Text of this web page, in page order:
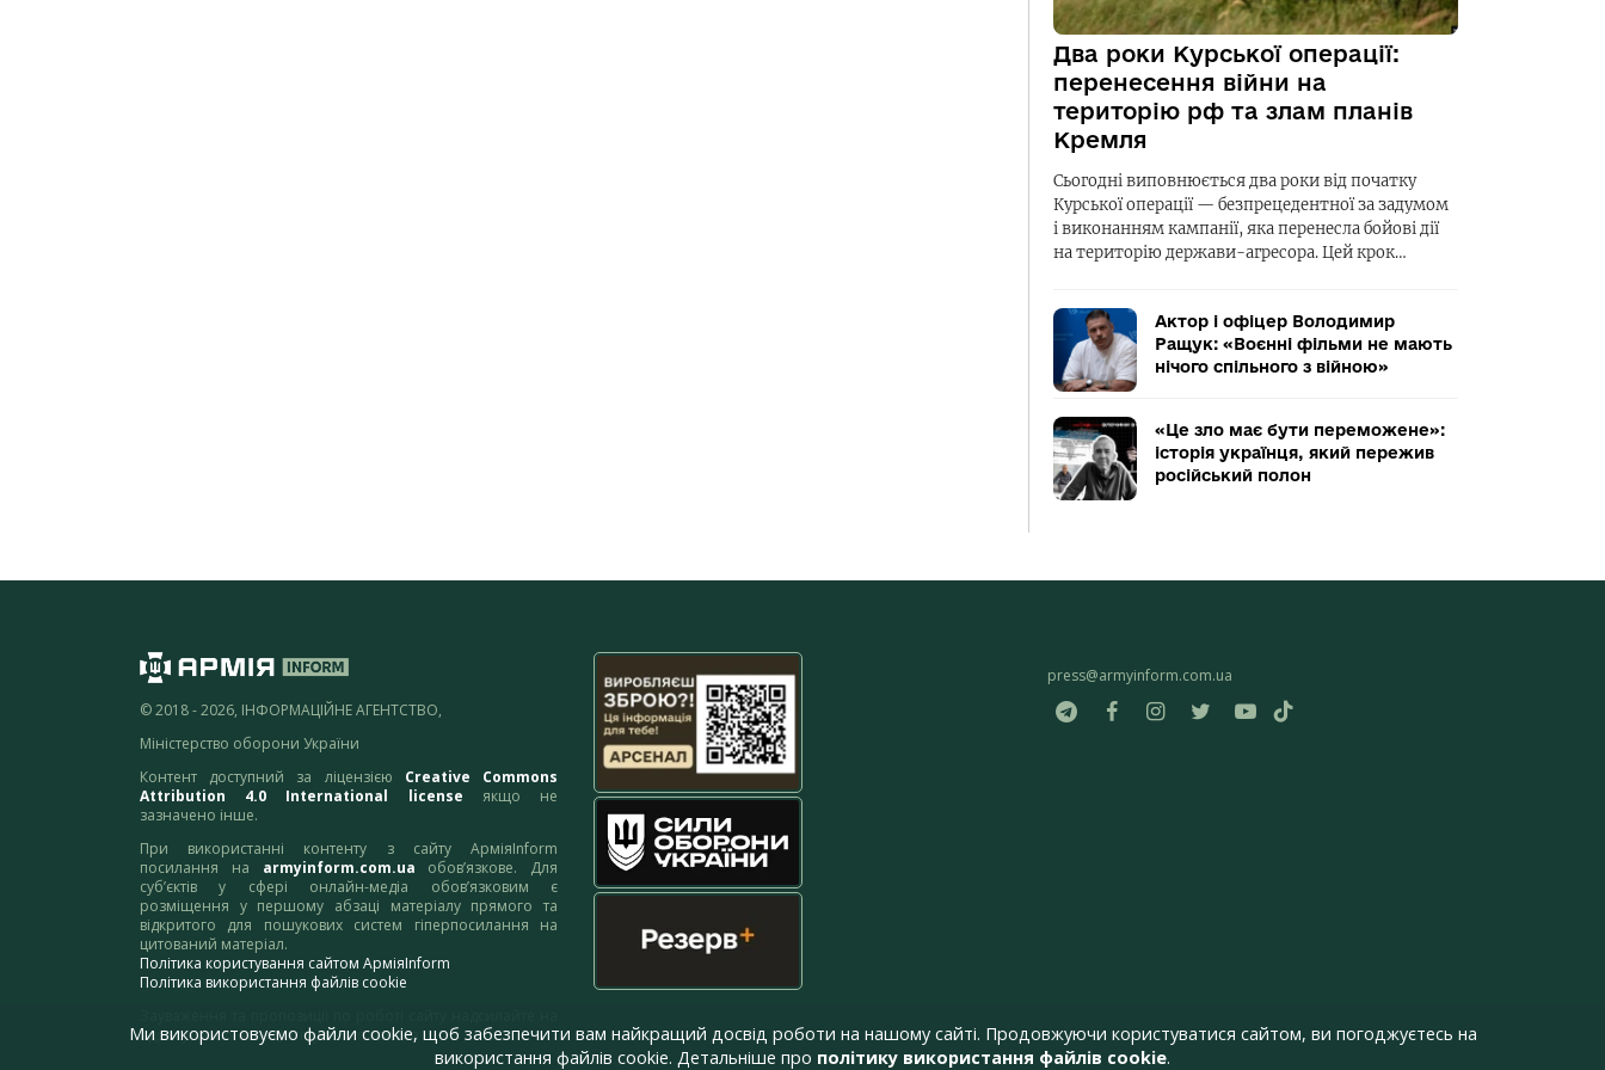
Два роки Курської операції:
перенесення війни на
територію рф та злам планів
Кремля
Сьогодні виповнюється два роки від початку
Курської операції — безпрецедентної за задумом
і виконанням кампанії, яка перенесла бойові дії
на територію держави-агресора. Цей крок…
Актор і офіцер Володимир
Ращук: «Воєнні фільми не мають
нічого спільного з війною»
«Це зло має бути переможене»:
історія українця, який пережив
російський полон
© 2018 - 2026, ІНФОРМАЦІЙНЕ АГЕНТСТВО,
Міністерство оборони України
Контент доступний за ліцензією Creative Commons
Attribution 4.0 International license якщо не
зазначено інше.
При використанні контенту з сайту АрміяInform
посилання на armyinform.com.ua обов’язкове. Для
суб’єктів у сфері онлайн-медіа обов’язковим є
розміщення у першому абзаці матеріалу прямого та
відкритого для пошукових систем гіперпосилання на
цитований матеріал.
Політика користування сайтом АрміяInform
Політика використання файлів cookie
адресу:webmaster@armyinform.com.ua
press@armyinform.com.ua
Ми використовуємо файли cookie, щоб забезпечити вам найкращий досвід роботи на нашому сайті. Продовжуючи користуватися сайтом, ви погоджуєтесь на
використання файлів cookie. Детальніше про політику використання файлів cookie.